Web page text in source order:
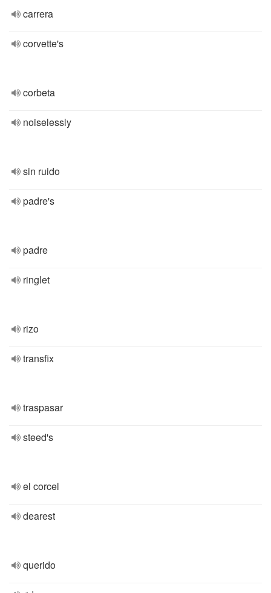
carrera
corvette's
corbeta
noiselessly
sin ruido
padre's
padre
ringlet
rizo
transfix
traspasar
steed's
el corcel
dearest
querido